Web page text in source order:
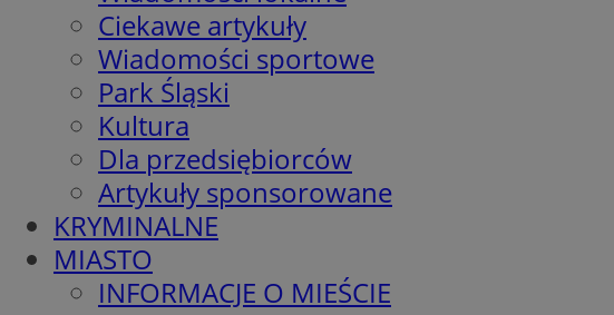
Ciekawe artykuły
Wiadomości sportowe
Park Śląski
Kultura
Dla przedsiębiorców
Artykuły sponsorowane
KRYMINALNE
MIASTO
INFORMACJE O MIEŚCIE